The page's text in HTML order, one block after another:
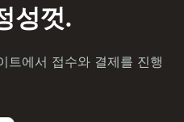
성껏.
트에서 접수와 결제를 진행